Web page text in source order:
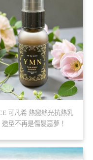
可凡希 熱戀絲光抗熱乳
型不再是傷髮惡夢！